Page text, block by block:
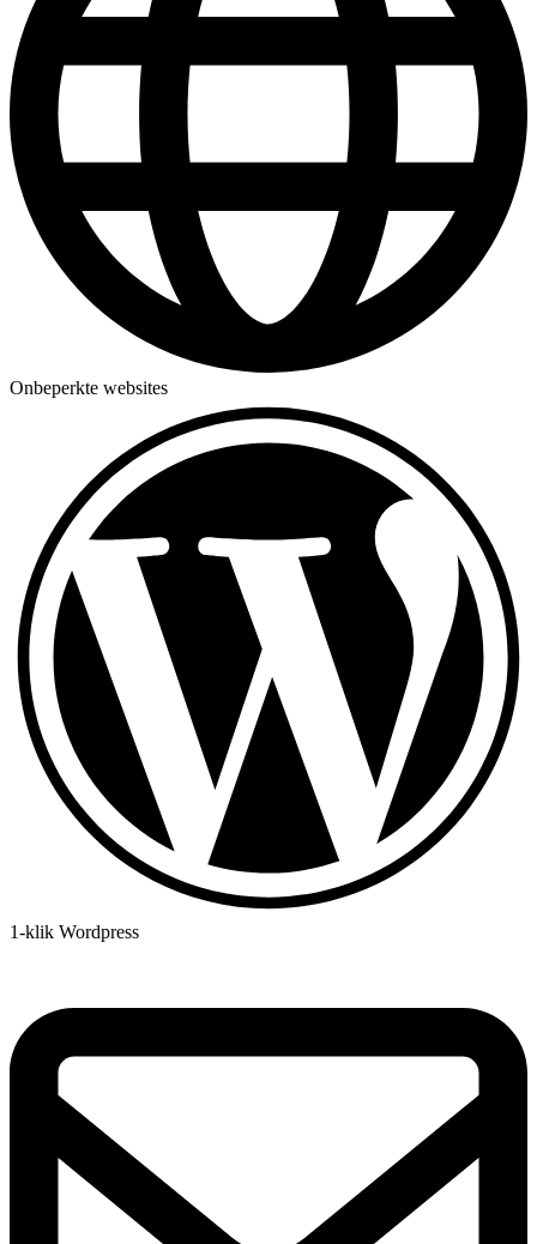
Onbeperkte websites
1-klik Wordpress